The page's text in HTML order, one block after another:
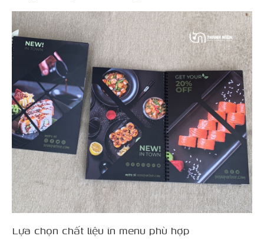
Lựa chọn chất liệu in menu phù hợp